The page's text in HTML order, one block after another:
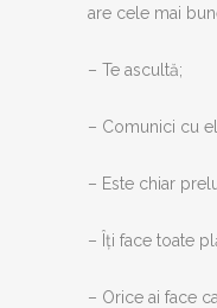
are cele mai
– Te ascultă;
– Comunici cu
– Este chiar
– Îți face toate
– Orice ai face